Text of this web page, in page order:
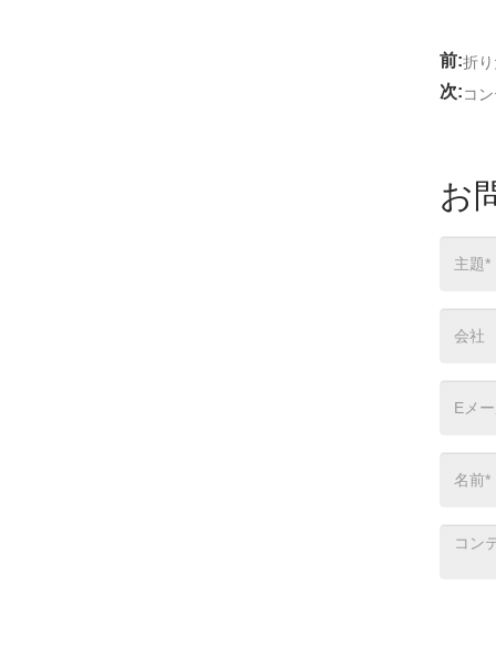
前:折
次:コ
お